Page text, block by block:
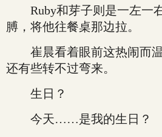
Ruby和芽子则是一左一
膊，将他往餐桌那边拉。
崔晨看着眼前这热闹而温
还有些转不过弯来。
生日？
今天……是我的生日？